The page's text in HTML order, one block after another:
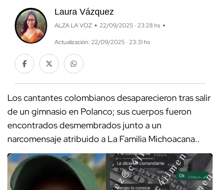
Laura Vázquez
ALZA LA VOZ 22/09/2025 · 23:28 hs
Actualización: 22/09/2025 · 23:31 hs
Los cantantes colombianos desaparecieron tras salir
de un gimnasio en Polanco; sus cuerpos fueron
encontrados desmembrados junto a un
narcomensaje atribuido a La Familia Michoacana..